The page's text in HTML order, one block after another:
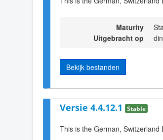
Maturity
Uitgebracht op
Bekijk bestanden
Versie 4.4.12.1 Stable
This is the German,